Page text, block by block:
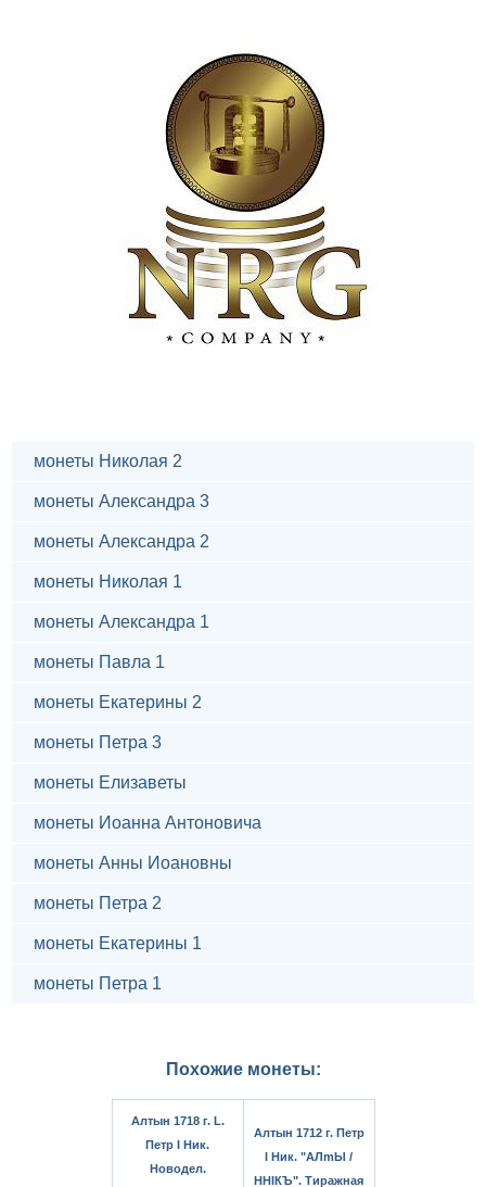
монеты Николая 2
монеты Александра 3
монеты Александра 2
монеты Николая 1
монеты Александра 1
монеты Павла 1
монеты Екатерины 2
монеты Петра 3
монеты Елизаветы
монеты Иоанна Антоновича
монеты Анны Иоановны
монеты Петра 2
монеты Екатерины 1
монеты Петра 1
Похожие монеты:
Алтын 1718 г. L.
Петр I Ник.
Новодел.
Алтын 1712 г. Петр
I Ник. "АЛmЫ /
ННIКЪ". Тиражная